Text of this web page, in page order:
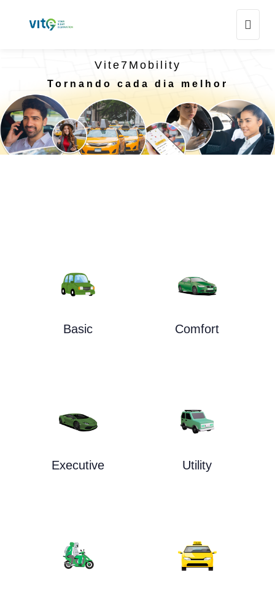
Vite7Mobility
Tornando cada dia melhor
Basic Comfort
Executive Utility